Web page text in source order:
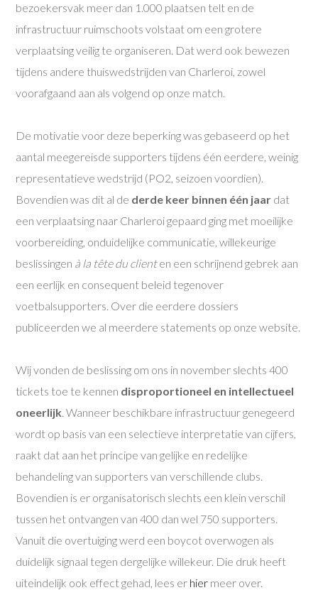
bezoekersvak meer dan 1.000 plaatsen telt en de
infrastructuur ruimschoots volstaat om een grotere
verplaatsing veilig te organiseren. Dat werd ook bewezen
tijdens andere thuiswedstrijden van Charleroi, zowel
voorafgaand aan als volgend op onze match.
De motivatie voor deze beperking was gebaseerd op het
aantal meegereisde supporters tijdens één eerdere, weinig
representatieve wedstrijd (PO2, seizoen voordien).
Bovendien was dit al de derde keer binnen één jaar dat
een verplaatsing naar Charleroi gepaard ging met moeilijke
voorbereiding, onduidelijke communicatie, willekeurige
beslissingen à la tête du clienten een schrijnend gebrek aan
een eerlijk en consequent beleid tegenover
voetbalsupporters. Over die eerdere dossiers
publiceerden we al meerdere statements op onze website.
Wij vonden de beslissing om ons in november slechts 400
tickets toe te kennen disproportioneel en intellectueel
oneerlijk. Wanneer beschikbare infrastructuur genegeerd
wordt op basis van een selectieve interpretatie van cijfers,
raakt dat aan het principe van gelijke en redelijke
behandeling van supporters van verschillende clubs.
Bovendien is er organisatorisch slechts een klein verschil
tussen het ontvangen van 400 dan wel 750 supporters.
Vanuit die overtuiging werd een boycot overwogen als
duidelijk signaal tegen dergelijke willekeur. Die druk heeft
uiteindelijk ook effect gehad, lees er hier meer over.